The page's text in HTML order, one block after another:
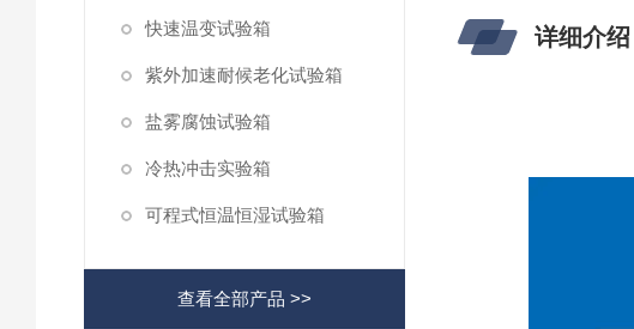
快速温变试验箱
紫外加速耐候老化试验箱
盐雾腐蚀试验箱
冷热冲击实验箱
可程式恒温恒湿试验箱
查看全部产品 >>
详细介绍